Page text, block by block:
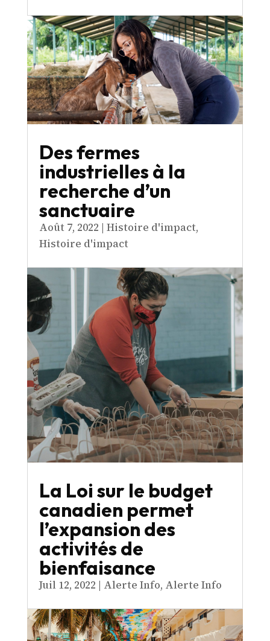
Des fermes
industrielles à la
recherche d’un
sanctuaire
Août 7, 2022 | Histoire d'impact,
Histoire d'impact
La Loi sur le budget
canadien permet
l’expansion des
activités de
bienfaisance
Juil 12, 2022 | Alerte Info, Alerte Info